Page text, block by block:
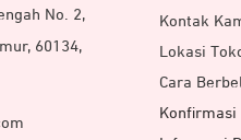
No. 2,
60134,
Kontak
Lokasi
Cara
Konfirmasi